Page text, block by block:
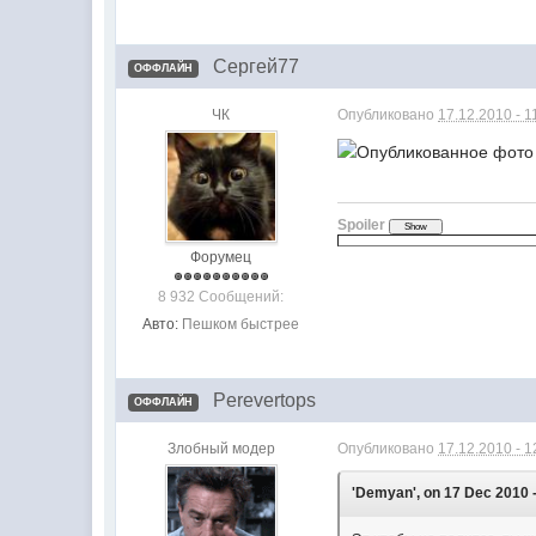
ОФФЛАЙН Сергей77
ЧК
Форумец
8 932 Сообщений:
Авто: Пешком быстрее
Опубликовано 17.12.2010 -
Spoiler
ОФФЛАЙН Perevertops
Злобный модер Опубликовано 17.12.2010 -
'Demyan', on 17 Dec 2010